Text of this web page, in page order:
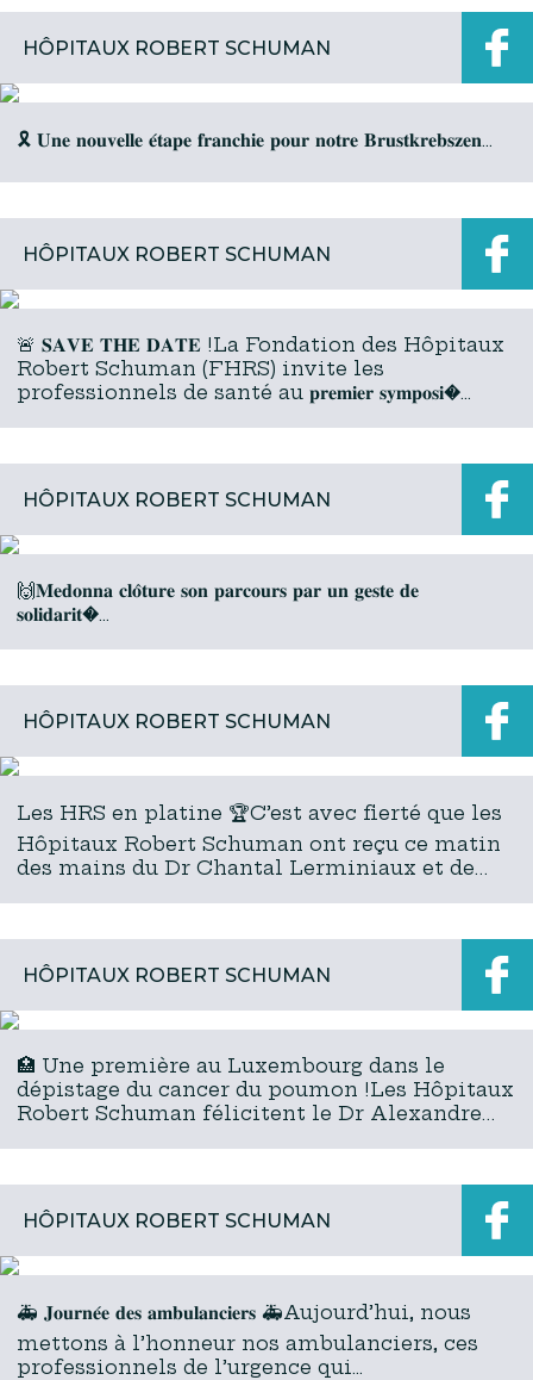
HÔPITAUX ROBERT SCHUMAN
🎗️ 𝐔𝐧𝐞 𝐧𝐨𝐮𝐯𝐞𝐥𝐥𝐞 𝐞́𝐭𝐚𝐩𝐞 𝐟𝐫𝐚𝐧𝐜𝐡𝐢𝐞 𝐩𝐨𝐮𝐫 𝐧𝐨𝐭𝐫𝐞 𝐁𝐫𝐮𝐬𝐭𝐤𝐫𝐞𝐛𝐬𝐳𝐞𝐧...
HÔPITAUX ROBERT SCHUMAN
🚨 𝐒𝐀𝐕𝐄 𝐓𝐇𝐄 𝐃𝐀𝐓𝐄 !La Fondation des Hôpitaux
Robert Schuman (FHRS) invite les
professionnels de santé au 𝐩𝐫𝐞𝐦𝐢𝐞𝐫 𝐬𝐲𝐦𝐩𝐨𝐬𝐢�...
HÔPITAUX ROBERT SCHUMAN
🙌𝐌𝐞𝐝𝐨𝐧𝐧𝐚 𝐜𝐥𝐨̂𝐭𝐮𝐫𝐞 𝐬𝐨𝐧 𝐩𝐚𝐫𝐜𝐨𝐮𝐫𝐬 𝐩𝐚𝐫 𝐮𝐧 𝐠𝐞𝐬𝐭𝐞 𝐝𝐞
𝐬𝐨𝐥𝐢𝐝𝐚𝐫𝐢𝐭�...
HÔPITAUX ROBERT SCHUMAN
Les HRS en platine 🏆C’est avec fierté que les
Hôpitaux Robert Schuman ont reçu ce matin
des mains du Dr Chantal Lerminiaux et de
HÔPITAUX ROBERT SCHUMAN
🏥 Une première au Luxembourg dans le
dépistage du cancer du poumon !Les Hôpitaux
Robert Schuman félicitent le Dr Alexandre
HÔPITAUX ROBERT SCHUMAN
🚑 𝐉𝐨𝐮𝐫𝐧𝐞́𝐞 𝐝𝐞𝐬 𝐚𝐦𝐛𝐮𝐥𝐚𝐧𝐜𝐢𝐞𝐫𝐬 🚑Aujourd’hui, nous
mettons à l’honneur nos ambulanciers, ces
professionnels de l’urgence qui...